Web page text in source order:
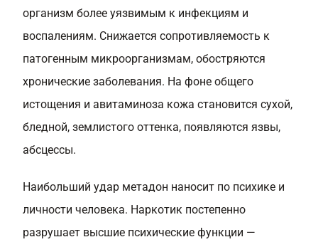
организм более уязвимым к инфекциям и
воспалениям. Снижается сопротивляемость к
патогенным микроорганизмам, обостряются
хронические заболевания. На фоне общего
истощения и авитаминоза кожа становится сухой,
бледной, землистого оттенка, появляются язвы,
абсцессы.
Наибольший удар метадон наносит по психике и
личности человека. Наркотик постепенно
разрушает высшие психические функции —